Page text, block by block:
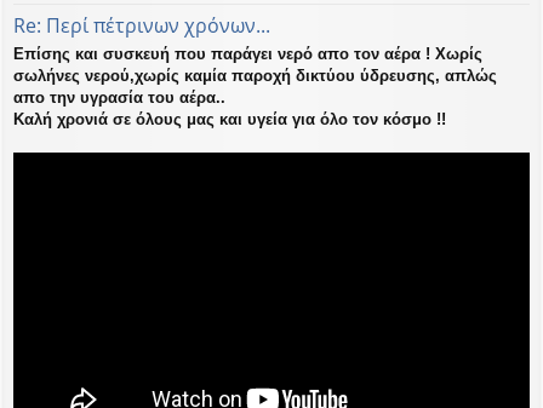
Re: Περί πέτρινων χρόνων...
Επίσης και συσκευή που παράγει νερό απο τον αέρα ! Χωρίς
σωλήνες νερού,χωρίς καμία παροχή δικτύου ύδρευσης, απλώς
απο την υγρασία του αέρα..
Καλή χρονιά σε όλους μας και υγεία για όλο τον κόσμο !!